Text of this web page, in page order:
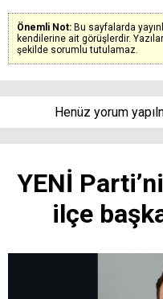
Önemli Not: Bu sayfalarda
kendilerine ait görüşlerdir.
şekilde sorumlu tutulamaz.
Henüz yorum
YENİ
ilçe